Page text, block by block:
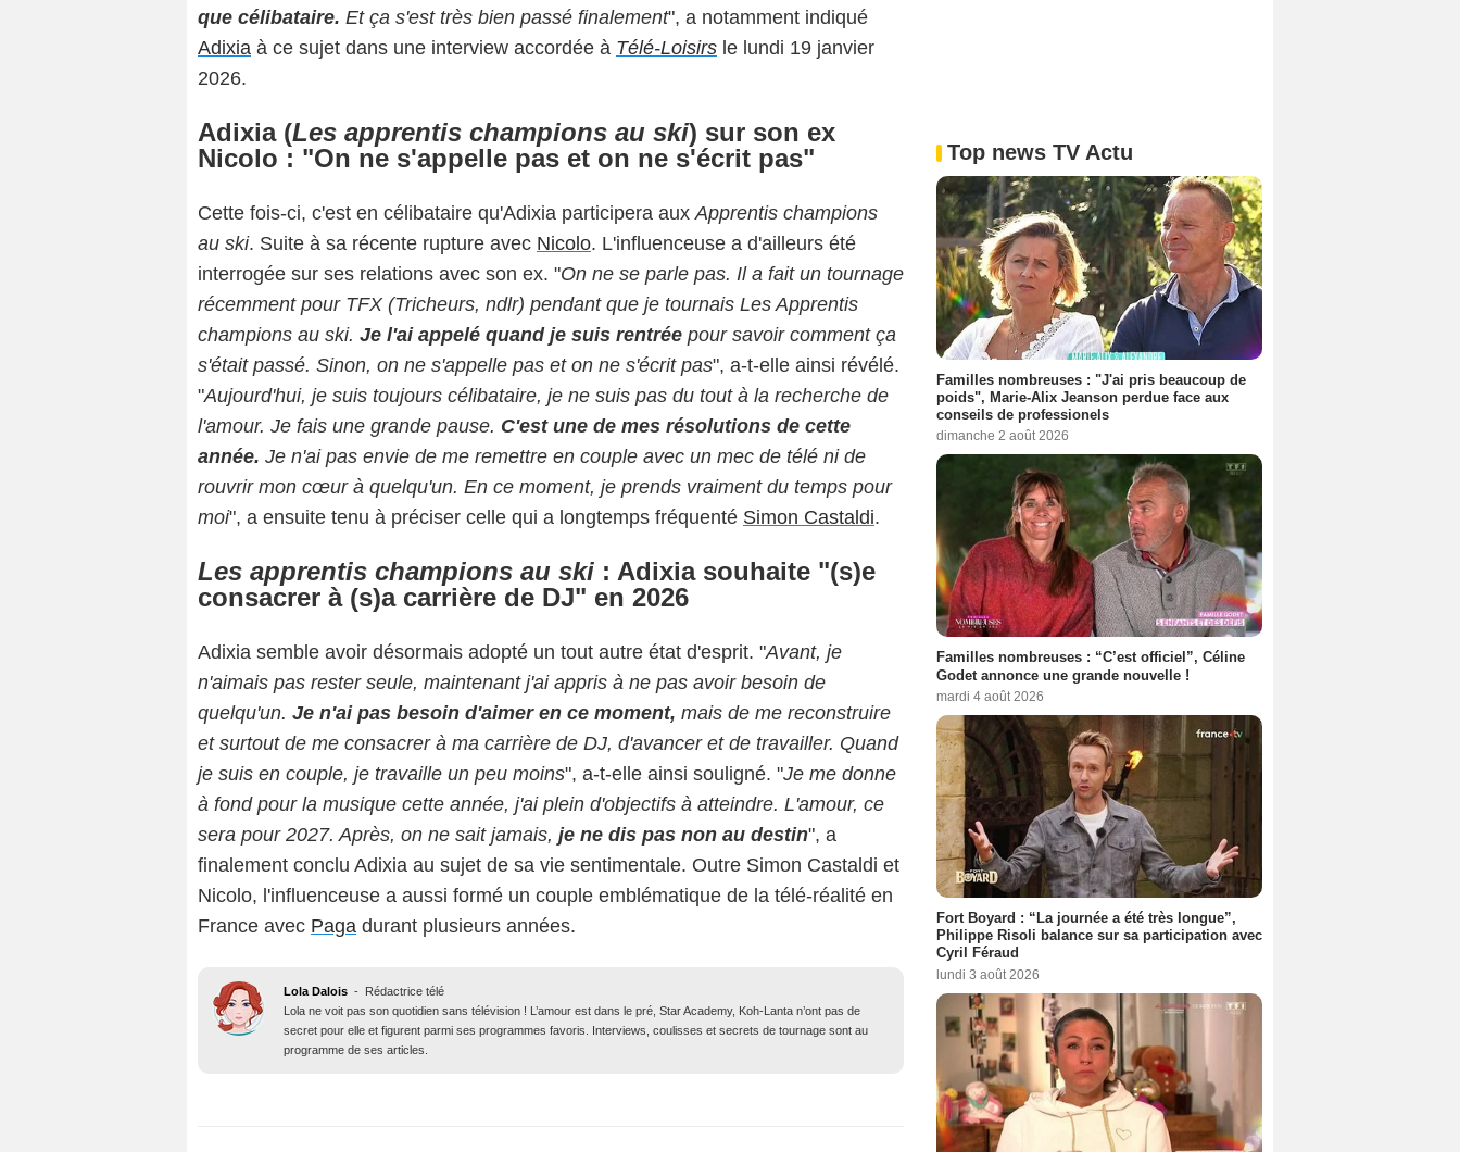
que célibataire. Et ça s'est très bien passé finalement", a notamment indiqué
Adixia à ce sujet dans une interview accordée à Télé-Loisirs le lundi 19 janvier
2026.
Adixia (Les apprentis champions au ski) sur son ex
Nicolo : "On ne s'appelle pas et on ne s'écrit pas"
Cette fois-ci, c'est en célibataire qu'Adixia participera auxApprentis champions
au ski. Suite à sa récente rupture avec Nicolo. L'influenceuse a d'ailleurs été
interrogée sur ses relations avec son ex. "On ne se parle pas. Il a fait un tournage
récemment pour TFX (Tricheurs, ndlr) pendant que je tournais Les Apprentis
champions au ski. Je l'ai appelé quand je suis rentrée pour savoir comment ça
s'était passé. Sinon, on ne s'appelle pas et on ne s'écrit pas", a-t-elle ainsi révélé.
"Aujourd'hui, je suis toujours célibataire, je ne suis pas du tout à la recherche de
l'amour. Je fais une grande pause. C'est une de mes résolutions de cette
année. Je n'ai pas envie de me remettre en couple avec un mec de télé ni de
rouvrir mon cœur à quelqu'un. En ce moment, je prends vraiment du temps pour
moi", a ensuite tenu à préciser celle qui a longtemps fréquenté Simon Castaldi.
Les apprentis champions au ski : Adixia souhaite "(s)e
consacrer à (s)a carrière de DJ" en 2026
Adixia semble avoir désormais adopté un tout autre état d'esprit. "Avant, je
n'aimais pas rester seule, maintenant j'ai appris à ne pas avoir besoin de
quelqu'un. Je n'ai pas besoin d'aimer en ce moment, mais de me reconstruire
et surtout de me consacrer à ma carrière de DJ, d'avancer et de travailler. Quand
je suis en couple, je travaille un peu moins", a-t-elle ainsi souligné. "Je me donne
à fond pour la musique cette année, j'ai plein d'objectifs à atteindre. L'amour, ce
sera pour 2027. Après, on ne sait jamais, je ne dis pas non au destin", a
finalement conclu Adixia au sujet de sa vie sentimentale. Outre Simon Castaldi et
Nicolo, l'influenceuse a aussi formé un couple emblématique de la télé-réalité en
France avec Paga durant plusieurs années.
Lola Dalois -
Rédactrice télé
Lola ne voit pas son quotidien sans télévision ! L’amour est dans le pré, Star Academy, Koh-Lanta n’ont pas de
secret pour elle et figurent parmi ses programmes favoris. Interviews, coulisses et secrets de tournage sont au
programme de ses articles.
Top news TV Actu
Familles nombreuses : "J'ai pris beaucoup de
poids", Marie-Alix Jeanson perdue face aux
conseils de professionels
dimanche 2 août 2026
Familles nombreuses : “C’est officiel”, Céline
Godet annonce une grande nouvelle !
mardi 4 août 2026
Fort Boyard : “La journée a été très longue”,
Philippe Risoli balance sur sa participation avec
Cyril Féraud
lundi 3 août 2026